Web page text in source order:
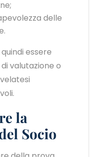
delle
essere
valutazione o
la
Socio